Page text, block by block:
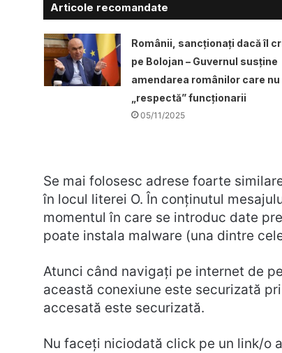
Articole recomandate
Românii, sancționați dacă îl
pe Bolojan – Guvernul susține
amendarea românilor care nu
„respectă” funcționarii
05/11/2025
Se mai folosesc adrese foarte
în locul literei O. În conținutul
momentul în care se introduc date
poate instala malware (una dintre
Atunci când navigați pe internet de
această conexiune este securizată
accesată este securizată.
Nu faceţi niciodată click pe un link/o